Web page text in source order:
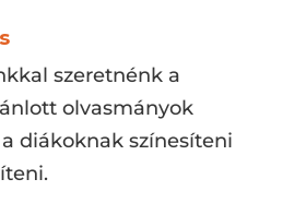
szeretnénk a
olvasmányok
diákoknak színesíteni